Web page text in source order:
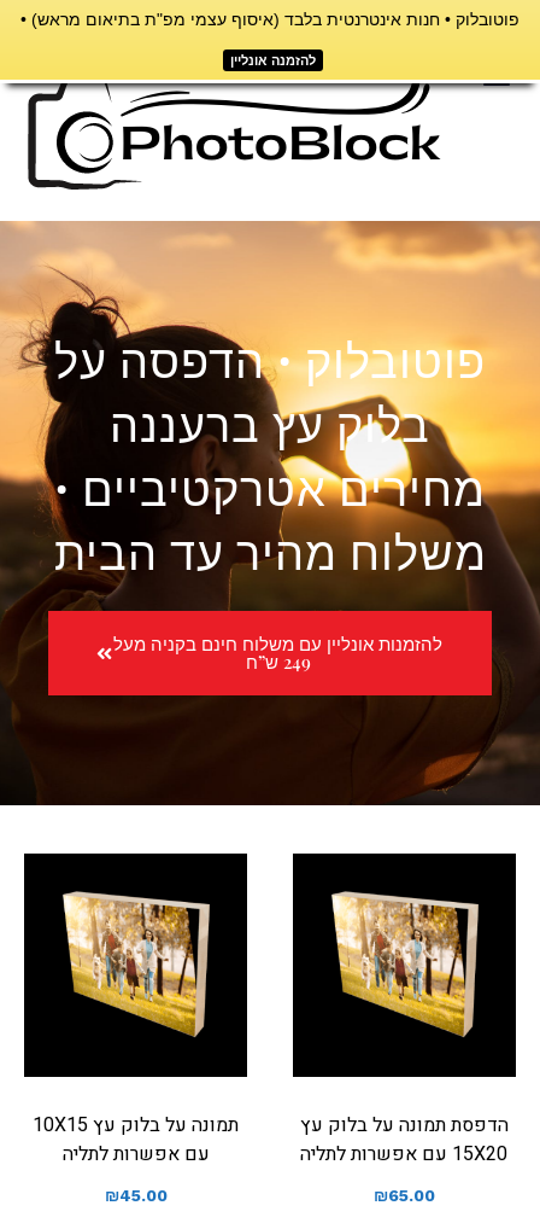
פוטובלוק • חנות אינטרנטית בלבד (איסוף עצמי מפ"ת בתיאום מראש) •
להזמנה אונליין
דילוג
תפריט
פוטובלוק • הדפסה על
בלוק עץ ברעננה
מחירים אטרקטיביים •
משלוח מהיר עד הבית
להזמנות אונליין עם משלוח חינם בקניה מעל
249 ש”ח
הדפסת תמונה על בלוק עץ
15X20 עם אפשרות לתליה
₪65.00
תמונה על בלוק עץ 10X15
עם אפשרות לתליה
₪45.00